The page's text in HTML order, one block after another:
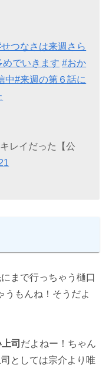
つなさは来週さら
でいきます #おか
中#来週の第６話に
レイだった【公
まで行っちゃう樋口
うもんね！そうだよ
司 だよねー！ちゃん
としては宗介より唯